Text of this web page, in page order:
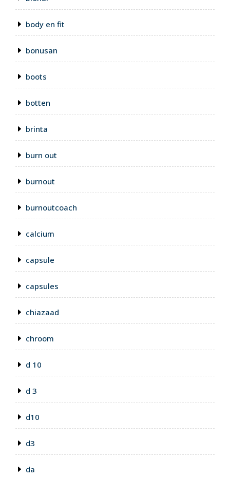
body en fit
bonusan
boots
botten
brinta
burn out
burnout
burnoutcoach
calcium
capsule
capsules
chiazaad
chroom
d 10
d 3
d10
d3
da